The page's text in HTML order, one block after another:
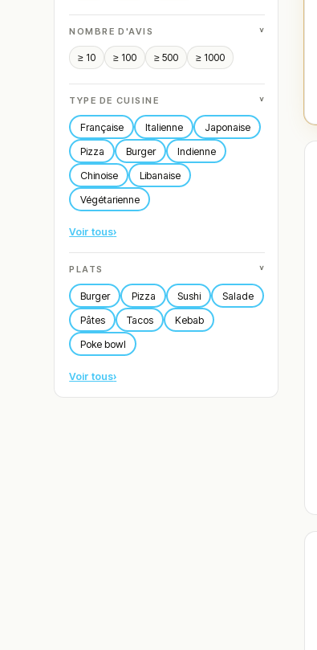
NOMBRE D'AVIS ˅
≥ 10 ≥ 100 ≥ 500 ≥ 1000
TYPE DE CUISINE ˅
Française Italienne
Japonaise
Pizza
Burger
Indienne
Chinoise
Libanaise
Végétarienne
Voir tous›
PLATS ˅
Burger Pizza Sushi
Salade
Pâtes
Tacos
Kebab
Poke bowl
Voir tous›